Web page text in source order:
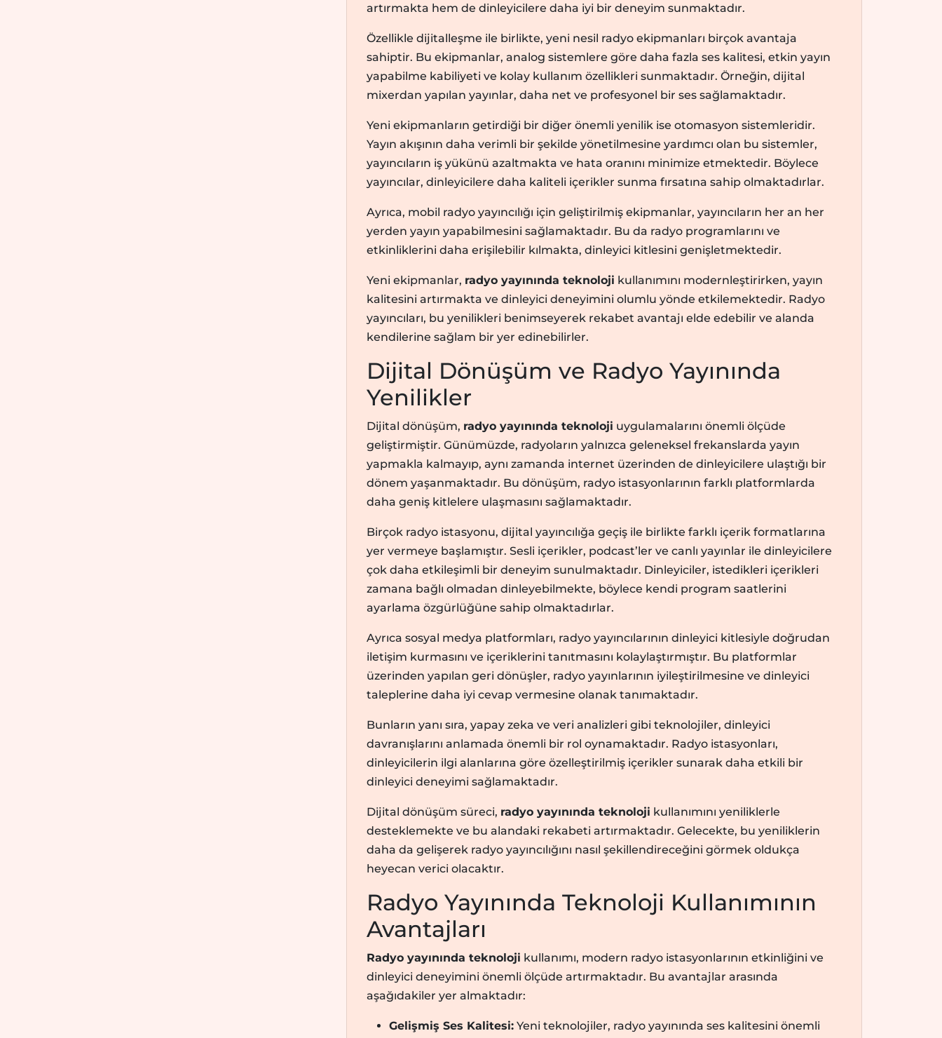
artırmakta hem de dinleyicilere daha iyi bir deneyim sunmaktadır.
Özellikle dijitalleşme ile birlikte, yeni nesil radyo ekipmanları birçok avantaja
sahiptir. Bu ekipmanlar, analog sistemlere göre daha fazla ses kalitesi, etkin yayın
yapabilme kabiliyeti ve kolay kullanım özellikleri sunmaktadır. Örneğin, dijital
mixerdan yapılan yayınlar, daha net ve profesyonel bir ses sağlamaktadır.
Yeni ekipmanların getirdiği bir diğer önemli yenilik ise otomasyon sistemleridir.
Yayın akışının daha verimli bir şekilde yönetilmesine yardımcı olan bu sistemler,
yayıncıların iş yükünü azaltmakta ve hata oranını minimize etmektedir. Böylece
yayıncılar, dinleyicilere daha kaliteli içerikler sunma fırsatına sahip olmaktadırlar.
Ayrıca, mobil radyo yayıncılığı için geliştirilmiş ekipmanlar, yayıncıların her an her
yerden yayın yapabilmesini sağlamaktadır. Bu da radyo programlarını ve
etkinliklerini daha erişilebilir kılmakta, dinleyici kitlesini genişletmektedir.
Yeni ekipmanlar, radyo yayınında teknoloji kullanımını modernleştirirken, yayın
kalitesini artırmakta ve dinleyici deneyimini olumlu yönde etkilemektedir. Radyo
yayıncıları, bu yenilikleri benimseyerek rekabet avantajı elde edebilir ve alanda
kendilerine sağlam bir yer edinebilirler.
Dijital Dönüşüm ve Radyo Yayınında
Yenilikler
Dijital dönüşüm, radyo yayınında teknoloji uygulamalarını önemli ölçüde
geliştirmiştir. Günümüzde, radyoların yalnızca geleneksel frekanslarda yayın
yapmakla kalmayıp, aynı zamanda internet üzerinden de dinleyicilere ulaştığı bir
dönem yaşanmaktadır. Bu dönüşüm, radyo istasyonlarının farklı platformlarda
daha geniş kitlelere ulaşmasını sağlamaktadır.
Birçok radyo istasyonu, dijital yayıncılığa geçiş ile birlikte farklı içerik formatlarına
yer vermeye başlamıştır. Sesli içerikler, podcast’ler ve canlı yayınlar ile dinleyicilere
çok daha etkileşimli bir deneyim sunulmaktadır. Dinleyiciler, istedikleri içerikleri
zamana bağlı olmadan dinleyebilmekte, böylece kendi program saatlerini
ayarlama özgürlüğüne sahip olmaktadırlar.
Ayrıca sosyal medya platformları, radyo yayıncılarının dinleyici kitlesiyle doğrudan
iletişim kurmasını ve içeriklerini tanıtmasını kolaylaştırmıştır. Bu platformlar
üzerinden yapılan geri dönüşler, radyo yayınlarının iyileştirilmesine ve dinleyici
taleplerine daha iyi cevap vermesine olanak tanımaktadır.
Bunların yanı sıra, yapay zeka ve veri analizleri gibi teknolojiler, dinleyici
davranışlarını anlamada önemli bir rol oynamaktadır. Radyo istasyonları,
dinleyicilerin ilgi alanlarına göre özelleştirilmiş içerikler sunarak daha etkili bir
dinleyici deneyimi sağlamaktadır.
Dijital dönüşüm süreci, radyo yayınında teknoloji kullanımını yeniliklerle
desteklemekte ve bu alandaki rekabeti artırmaktadır. Gelecekte, bu yeniliklerin
daha da gelişerek radyo yayıncılığını nasıl şekillendireceğini görmek oldukça
heyecan verici olacaktır.
Radyo Yayınında Teknoloji Kullanımının
Avantajları
Radyo yayınında teknoloji kullanımı, modern radyo istasyonlarının etkinliğini ve
dinleyici deneyimini önemli ölçüde artırmaktadır. Bu avantajlar arasında
aşağıdakiler yer almaktadır:
Gelişmiş Ses Kalitesi: Yeni teknolojiler, radyo yayınında ses kalitesini önemli